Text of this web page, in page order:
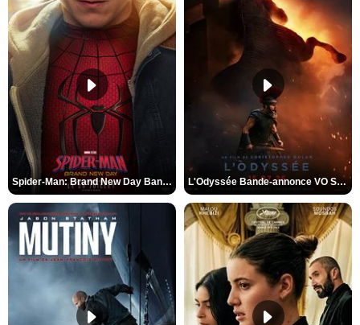
Spider-Man: Brand New Day Bande-annonce VO STFR L'Odyssée Bande-annonce VO STFR